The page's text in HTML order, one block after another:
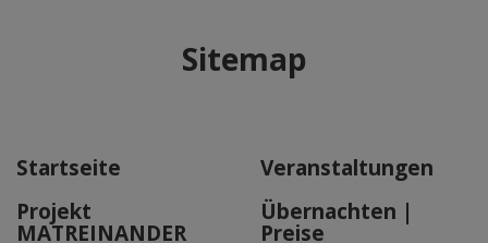
Sep 2025
Sitemap
Startseite
Veranstaltungen
Projekt
MATREINANDER
Übernachten |
Preise